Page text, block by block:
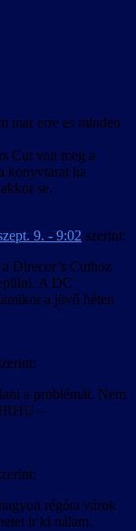
mar erre es minden
Cut van meg a
konyvtarat ha
se.
9. - 9:02 szerint:
Direcor’s Cuthoz
A DC
a jövő héten
a problémát. Nem
–
régóta várok
ír ki nálam.